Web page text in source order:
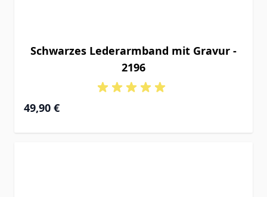
Schwarzes Lederarmband mit Gravur -
2196
49,90 €